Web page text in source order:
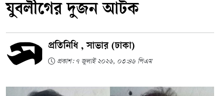
যুবলীগের দুজন আটক
প্রতিনিধি , সাভার (ঢাকা)
প্রকাশ: ৭ জুলাই ২০২৬, ০৩:৪৬ পিএম